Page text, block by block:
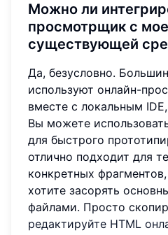
Можно ли
просмотрщик с
существующей
Да, безусловно.
используют онлайн-
вместе с локальным
Вы можете
для быстрого
отлично подходит для
конкретных
хотите засорять
файлами. Просто
редактируйте HTML